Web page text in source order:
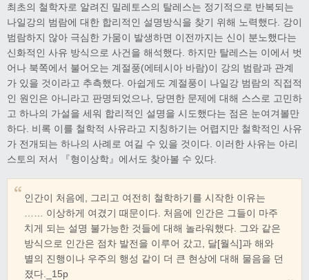
최초의 철학자로 알려진 밀레토스의 탈레스는 정기적으로 반복되는
나일강의 범람에 대한 합리적인 설명방식을 찾기 위해 노력했다. 강이
범람하지 않아 극심한 가뭄이 발생하면 이전까지는 신이 분노했다는
신화적인 사유 방식으로 사건을 해석했다. 하지만 탈레스는 이에서 벗
어나 북쪽에서 불어오는 계절풍(에테시아 바람)이 강의 범람과 관계
가 있을 것이라고 추측했다. 아쉽게도 계절풍이 나일강 범람의 직접적
인 원인은 아니라고 판명되었으나, 당면한 문제에 대해 스스로 고민하
고 하나의 가설을 세워 합리적인 설명을 시도했다는 점은 눈여겨볼만
하다. 비록 이를 철학적 사유라고 지칭하기는 어렵지만 철학적인 사유
가 전개되는 하나의 사례로 여길 수 있을 것이다. 이러한 사유는 아리
스토의 저서 『형이상학』에서도 찾아볼 수 있다.
인간이 처음에, 그리고 여전히 철학하기를 시작한 이유는
…… 이상하게 여겼기 때문이다. 처음에 인간은 그들이 마주
치게 되는 설명 불가능한 것들에 대해 놀라워했다. 그와 같은
방식으로 인간은 점차 발전을 이루어 갔고, 달[월식]과 해와
별의 진행이나 우주의 행성 같이 더 큰 현상에 대해 물음을 던
졌다._15p